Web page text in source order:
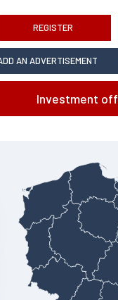
REGISTER
AN ADVERTISEMENT
Investment